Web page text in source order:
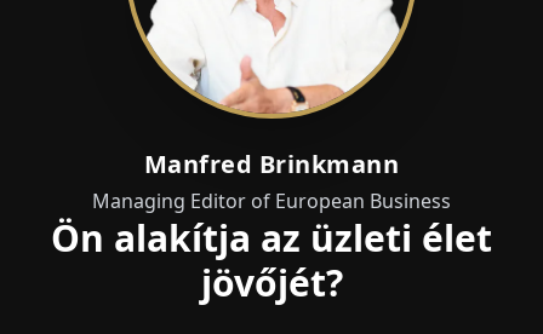
Manfred Brinkmann
Managing Editor of European Business
Ön alakítja az üzleti élet
jövőjét?